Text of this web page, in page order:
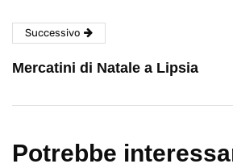
Successivo
Mercatini di Natale a Lipsia
Potrebbe